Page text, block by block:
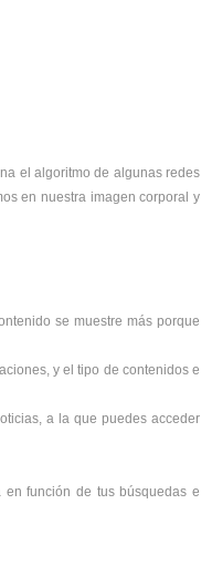
el algoritmo de algunas redes
en nuestra imagen corporal y
se muestre más porque
y el tipo de contenidos e
a la que puedes acceder
en función de tus búsquedas e